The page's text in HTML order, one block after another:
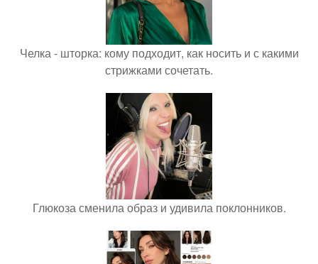
Челка - шторка: кому подходит, как носить и с какими
стрижками сочетать.
Глюкоза сменила образ и удивила поклонников.